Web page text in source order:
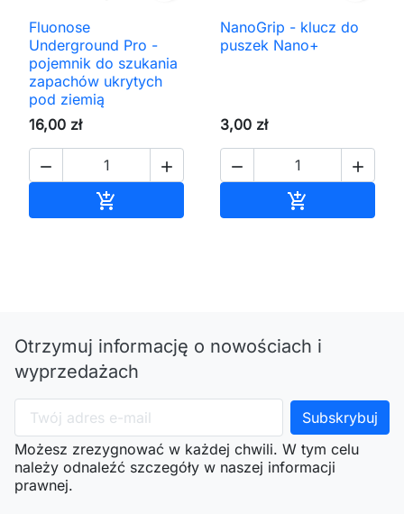
Fluonose
Underground Pro -
pojemnik do szukania
zapachów ukrytych
pod ziemią
16,00 zł
 

NanoGrip - klucz do
puszek Nano+
3,00 zł
 

Otrzymuj informację o nowościach i
wyprzedażach
Możesz zrezygnować w każdej chwili. W tym celu
należy odnaleźć szczegóły w naszej informacji
prawnej.